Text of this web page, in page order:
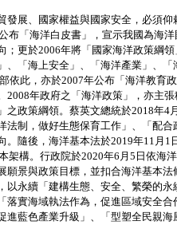
展、國家權益與國家安全，必須仰
布「海洋白皮書」，宣示我國為海
；更於2006年將「國家海洋政策綱
、「海上安全」、「海洋產業」、
依此，亦於2007年公布「海洋教育
年政府之「海洋政策」，亦主
之政策綱領。蔡英文總統於2018年4
法制，做好生態保育工作」、「配
。隨後，海洋基本法於2019年11月1
架構。行政院於2020年6月5日依海
願景與政策目標，並扣合海洋基本
以永續「建構生態、安全、繁榮的
落實海域執法作為，促進區域安全
進藍色產業升級」、「型塑全民親